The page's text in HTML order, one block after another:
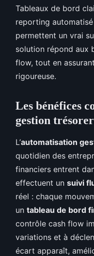
Tableaux de bord
reporting
permettent un vrai
solution répond aux
flow, tout en
rigoureuse.
Les bénéfices
gestion
L’automatisation
quotidien des
financiers entrent
effectuent un suivi
réel : chaque
un tableau de bord
contrôle cash flow
variations et à
écart apparaît,